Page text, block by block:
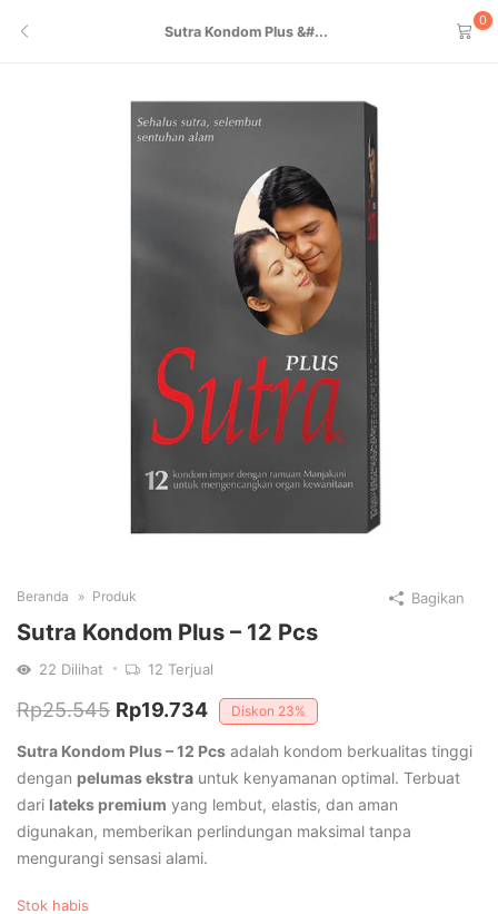
Sutra Kondom Plus &#...
0
Beranda Produk
Sutra Kondom Plus – 12 Pcs
22 Dilihat 12 Terjual
Rp25.545 Harga
aslinya
adalah:
Rp25.545.
Rp19.734Harga
saat
ini
adalah:
Rp19.734.
Diskon 23%
Sutra Kondom Plus – 12 Pcs adalah kondom berkualitas tinggi
dengan pelumas ekstra untuk kenyamanan optimal. Terbuat
dari lateks premium yang lembut, elastis, dan aman
digunakan, memberikan perlindungan maksimal tanpa
mengurangi sensasi alami.
Stok habis
Bagikan